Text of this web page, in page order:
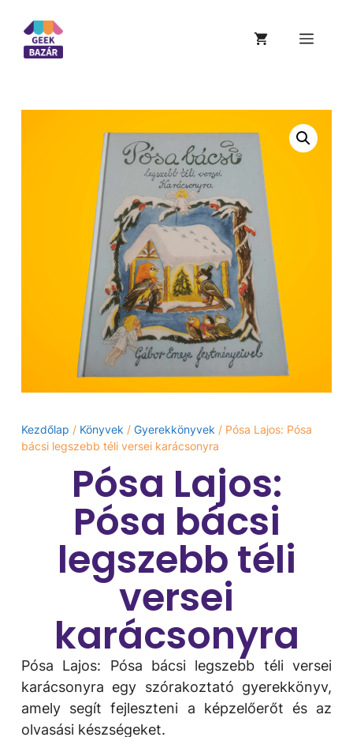
Kezdőlap / Könyvek / Gyerekkönyvek / Pósa Lajos: Pósa
bácsi legszebb téli versei karácsonyra
Pósa Lajos:
Pósa bácsi
legszebb téli
versei
karácsonyra
Pósa Lajos: Pósa bácsi legszebb téli versei
karácsonyra egy szórakoztató gyerekkönyv,
amely segít fejleszteni a képzelőerőt és az
olvasási készségeket.